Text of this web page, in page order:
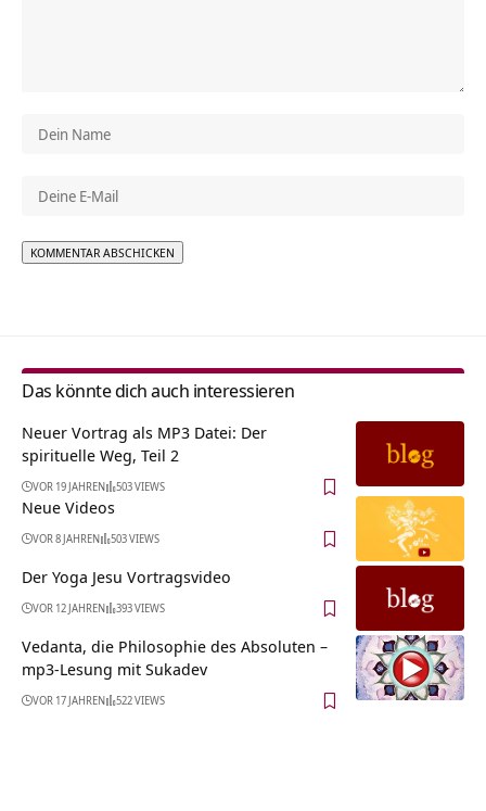
Das könnte dich auch interessieren
Neuer Vortrag als MP3 Datei: Der
spirituelle Weg, Teil 2
VOR 19 JAHREN 503 VIEWS
Neue Videos
VOR 8 JAHREN 503 VIEWS
Der Yoga Jesu Vortragsvideo
VOR 12 JAHREN 393 VIEWS
Vedanta, die Philosophie des Absoluten –
mp3-Lesung mit Sukadev
VOR 17 JAHREN 522 VIEWS